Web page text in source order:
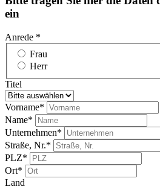
ein
Anrede *
Frau
Herr
Titel
Vorname*
Name*
Unternehmen*
Straße, Nr.*
PLZ*
Ort*
Land